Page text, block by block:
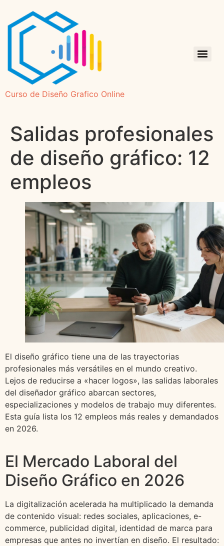
Curso de Diseño Grafico Online
Salidas profesionales
de diseño gráfico: 12
empleos
El diseño gráfico tiene una de las trayectorias
profesionales más versátiles en el mundo creativo.
Lejos de reducirse a «hacer logos», las salidas laborales
del diseñador gráfico abarcan sectores,
especializaciones y modelos de trabajo muy diferentes.
Esta guía lista los 12 empleos más reales y demandados
en 2026.
El Mercado Laboral del
Diseño Gráfico en 2026
La digitalización acelerada ha multiplicado la demanda
de contenido visual: redes sociales, aplicaciones, e-
commerce, publicidad digital, identidad de marca para
empresas que antes no invertían en diseño. El resultado: